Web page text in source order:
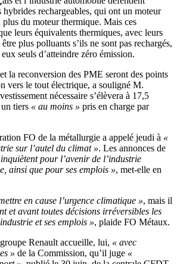
hybrides rechargeables, qui ont un moteur
plus du moteur thermique. Mais ces
leurs équivalents thermiques, avec leurs
plus polluants s’ils ne sont pas rechargés,
seuls d’atteindre zéro émission.
la reconversion des PME seront des points
vers le tout électrique, a souligné M.
nécessaire s’élèvera à 17,5
tiers « au moins » pris en charge par
FO de la métallurgie a appelé jeudi à «
sur l’autel du climat ». Les annonces de
pour l’avenir de l’industrie
ainsi que pour ses emplois », met-elle en
en cause l’urgence climatique », mais il
et avant toutes décisions irréversibles les
et ses emplois », plaide FO Métaux.
Renault accueille, lui, « avec
» de la Commission, qu’il juge «